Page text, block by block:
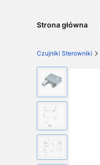
Strona główna
Czujniki Sterowniki